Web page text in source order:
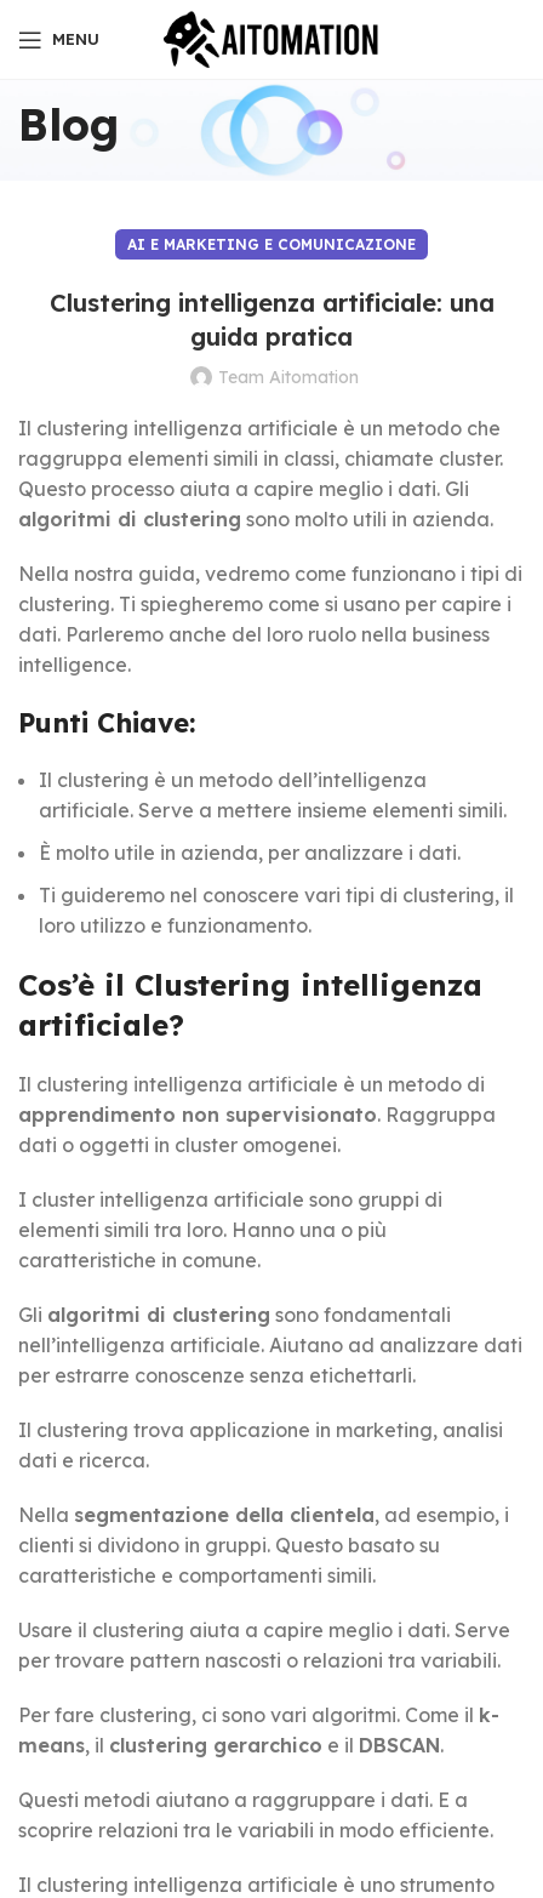
MENU
Blog
AI E MARKETING E COMUNICAZIONE
Clustering intelligenza artificiale: una
guida pratica
Team Aitomation
Il clustering intelligenza artificiale è un metodo che
raggruppa elementi simili in classi, chiamate cluster.
Questo processo aiuta a capire meglio i dati. Gli
algoritmi di clustering sono molto utili in azienda.
Nella nostra guida, vedremo come funzionano i tipi di
clustering. Ti spiegheremo come si usano per capire i
dati. Parleremo anche del loro ruolo nella business
intelligence.
Punti Chiave:
Il clustering è un metodo dell’intelligenza
artificiale. Serve a mettere insieme elementi simili.
È molto utile in azienda, per analizzare i dati.
Ti guideremo nel conoscere vari tipi di clustering, il
loro utilizzo e funzionamento.
Cos’è il Clustering intelligenza
artificiale?
Il clustering intelligenza artificiale è un metodo di
apprendimento non supervisionato. Raggruppa
dati o oggetti in cluster omogenei.
I cluster intelligenza artificiale sono gruppi di
elementi simili tra loro. Hanno una o più
caratteristiche in comune.
Gli algoritmi di clustering sono fondamentali
nell’intelligenza artificiale. Aiutano ad analizzare dati
per estrarre conoscenze senza etichettarli.
Il clustering trova applicazione in marketing, analisi
dati e ricerca.
Nella segmentazione della clientela, ad esempio, i
clienti si dividono in gruppi. Questo basato su
caratteristiche e comportamenti simili.
Usare il clustering aiuta a capire meglio i dati. Serve
per trovare pattern nascosti o relazioni tra variabili.
Per fare clustering, ci sono vari algoritmi. Come il k-
means, il clustering gerarchico e il DBSCAN.
Questi metodi aiutano a raggruppare i dati. E a
scoprire relazioni tra le variabili in modo efficiente.
Il clustering intelligenza artificiale è uno strumento